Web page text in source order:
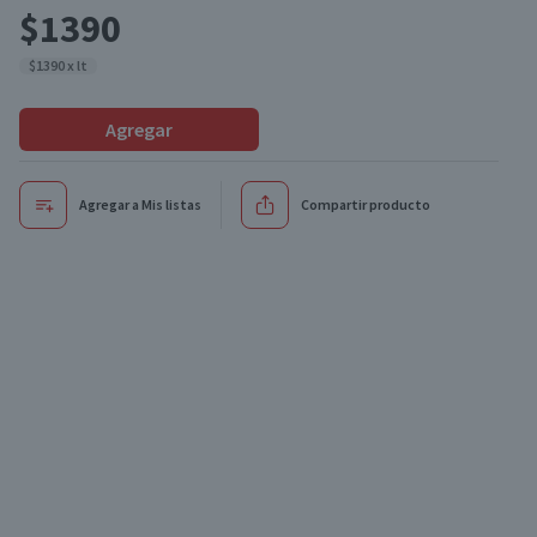
$1390
$1390 x lt
Agregar
Agregar a Mis listas Compartir producto